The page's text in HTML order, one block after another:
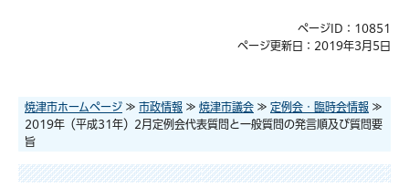
ページID：10851
ページ更新日：2019年3月5日
焼津市ホームページ ≫ 市政情報 ≫ 焼津市議会 ≫ 定例会・臨時会情報 ≫
2019年（平成31年）2月定例会代表質問と一般質問の発言順及び質問要
旨